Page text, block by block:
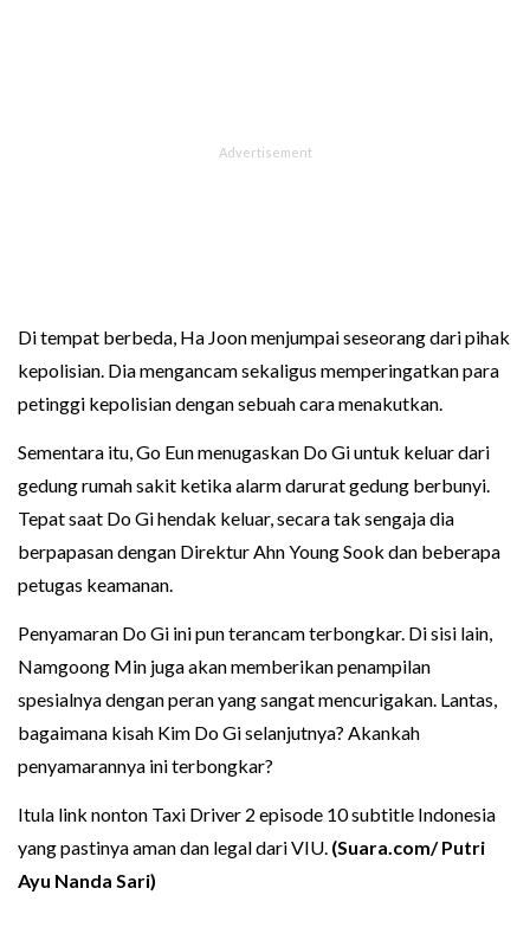
Di tempat berbeda, Ha Joon menjumpai seseorang dari pihak
kepolisian. Dia mengancam sekaligus memperingatkan para
petinggi kepolisian dengan sebuah cara menakutkan.
Sementara itu, Go Eun menugaskan Do Gi untuk keluar dari
gedung rumah sakit ketika alarm darurat gedung berbunyi.
Tepat saat Do Gi hendak keluar, secara tak sengaja dia
berpapasan dengan Direktur Ahn Young Sook dan beberapa
petugas keamanan.
Penyamaran Do Gi ini pun terancam terbongkar. Di sisi lain,
Namgoong Min juga akan memberikan penampilan
spesialnya dengan peran yang sangat mencurigakan. Lantas,
bagaimana kisah Kim Do Gi selanjutnya? Akankah
penyamarannya ini terbongkar?
Itula link nonton Taxi Driver 2 episode 10 subtitle Indonesia
yang pastinya aman dan legal dari VIU. (Suara.com/ Putri
Ayu Nanda Sari)